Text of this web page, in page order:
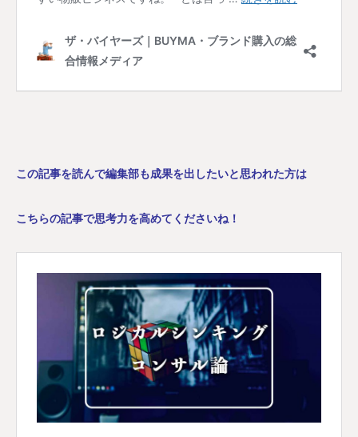
この記事を読んで編集部も成果を出したいと思われた方は
こちらの記事で思考力を高めてくださいね！